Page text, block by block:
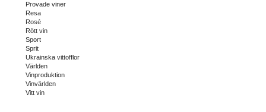
Provade viner
Resa
Rosé
Rött vin
Sport
Sprit
Ukrainska vittofflor
Världen
Vinproduktion
Vinvärlden
Vitt vin